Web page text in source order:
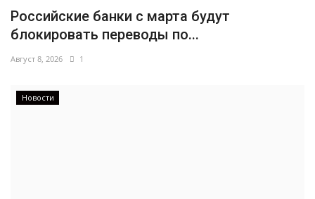
Российские банки с марта будут
блокировать переводы по...
Август 8, 2026 1
Новости